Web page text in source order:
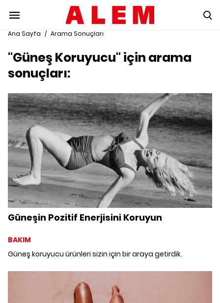
Ana Sayfa / Arama Sonuçları
"Güneş Koruyucu" için arama
sonuçları:
Güneşin Pozitif Enerjisini Koruyun
BAKIM
Güneş koruyucu ürünleri sizin için bir araya getirdik.